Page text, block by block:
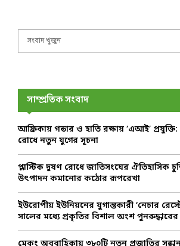
f
r
সাম্প্রতিক সংবাদ
আফ্রিকায় গন্ডার ও হাতি রক্ষায় ‘এআই’ প্রযুক্তি:
রোধে নতুন যুগের সূচনা
প্লাস্টিক দূষণ রোধে জাতিসংঘের ঐতিহাসিক
উৎপাদন কমানোর কঠোর রূপরেখা
ইউরোপীয় ইউনিয়নের যুগান্তকারী ‘নেচার
সালের মধ্যে প্রকৃতির বিশাল অংশ পুনরুদ্ধারের